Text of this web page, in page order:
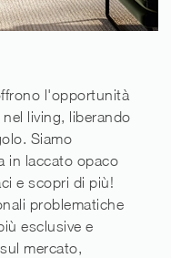
l'opportunità
living, liberando
Siamo
in laccato opaco
e scopri di più!
problematiche
esclusive e
mercato,